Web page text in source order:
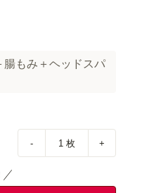
腸もみ＋ヘッドスパ
- 1 枚 +